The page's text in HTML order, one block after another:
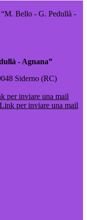
Bello - G. Pedullà -
- Agnana”
Siderno (RC)
per inviare una mail
Link per inviare una mail